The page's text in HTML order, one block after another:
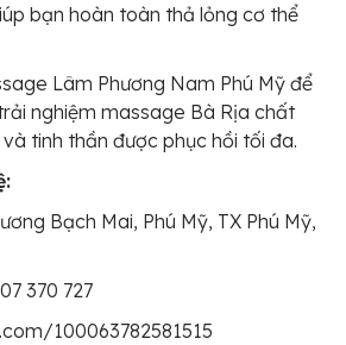
bạn hoàn toàn thả lỏng cơ thể
Lâm Phương Nam Phú Mỹ để
nghiệm massage Bà Rịa chất
tinh thần được phục hồi tối đa.
Bạch Mai, Phú Mỹ, TX Phú Mỹ,
370 727
100063782581515